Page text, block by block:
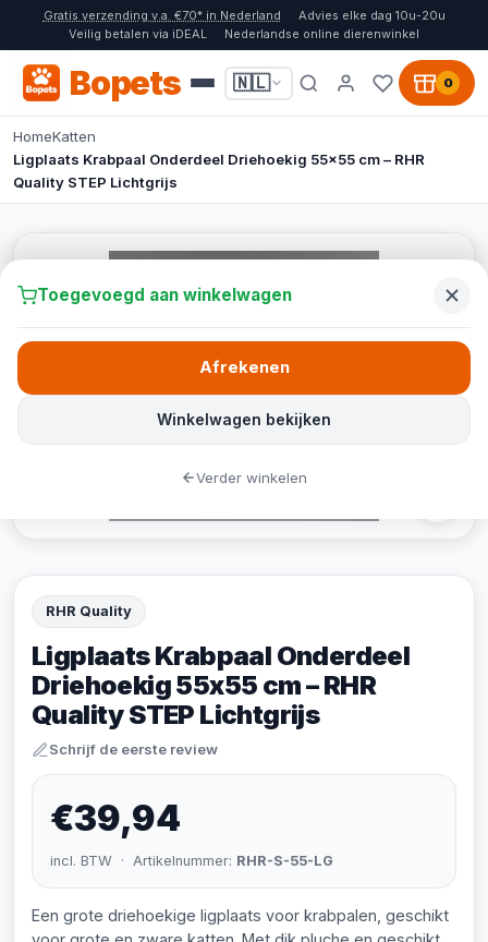
Gratis verzending v.a. €70* in Nederland
Advies elke dag 10u-20u
Veilig betalen via iDEAL
Nederlandse online dierenwinkel
Bopets 🇳🇱 0
HomeKatten
Ligplaats Krabpaal Onderdeel Driehoekig 55x55 cm – RHR
Quality STEP Lichtgrijs
RHR Quality
Ligplaats Krabpaal Onderdeel
Driehoekig 55x55 cm – RHR
Quality STEP Lichtgrijs
Schrijf de eerste review
€39,94
incl. BTW · Artikelnummer: RHR-S-55-LG
Een grote driehoekige ligplaats voor krabpalen, geschikt
Toegevoegd aan winkelwagen
Winkelwagen bekijken
Afrekenen
Verder winkelen